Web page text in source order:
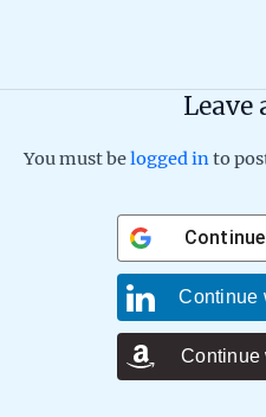
Leave
You must belogged into
Continue
Continue